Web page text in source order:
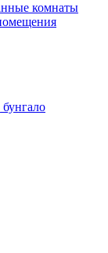
комнаты